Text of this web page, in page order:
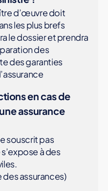
d’œuvre doit
les plus brefs
le dossier et prendra
des
des garanties
en cas de
assurance
souscrit pas
à des
assurances)